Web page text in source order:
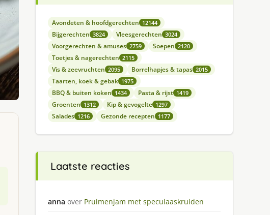
Avondeten & hoofdgerechten 12144
Bijgerechten 3824 Vleesgerechten 3024
Voorgerechten & amuses 2759 Soepen 2120
Toetjes & nagerechten 2115
Vis & zeevruchten 2095 Borrelhapjes & tapas 2015
Taarten, koek & gebak 1975
BBQ & buiten koken 1434 Pasta & rijst 1419
Groenten 1312 Kip & gevogelte 1297
Salades 1216 Gezonde recepten 1177
Laatste reacties
anna over Pruimenjam met speculaaskruiden